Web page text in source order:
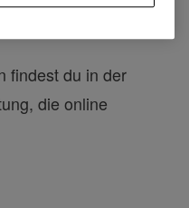
findest du in der
die online